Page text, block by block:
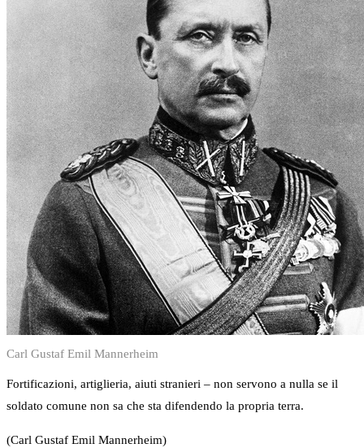
Carl Gustaf Emil Mannerheim
Fortificazioni, artiglieria, aiuti stranieri – non servono a nulla se il
soldato comune non sa che sta difendendo la propria terra.
(Carl Gustaf Emil Mannerheim)